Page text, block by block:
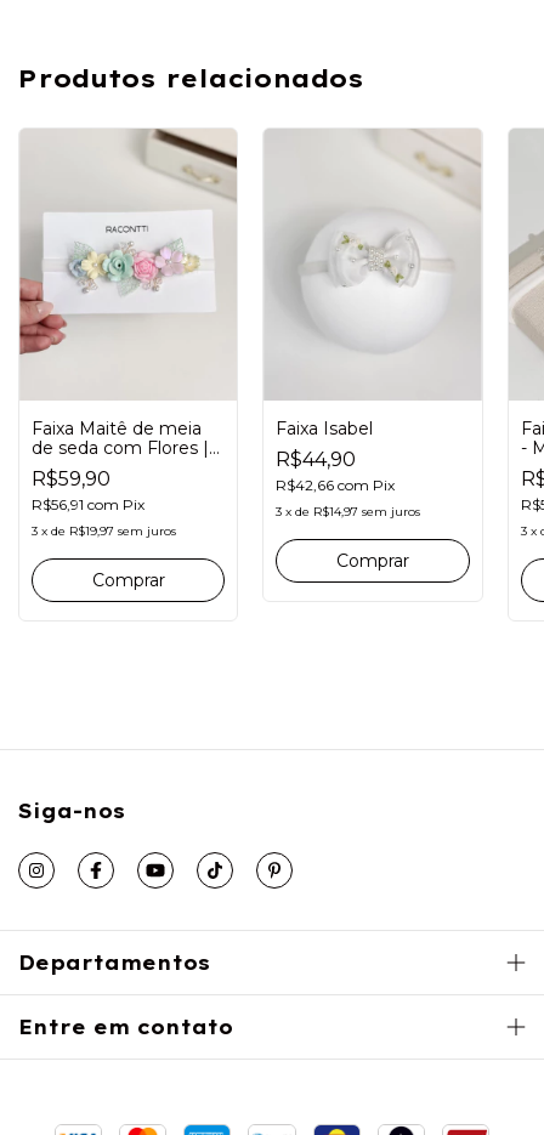
Produtos relacionados
Faixa Maitê de meia
de seda com Flores |
Candy
R$59,90
R$56,91 com Pix
3 x de R$19,97 sem juros
Comprar
Faixa Isabel
R$44,90
R$42,66com Pix
3 xde R$14,97 sem juros
Comprar
-
3 x
Siga-nos
Departamentos
Entre em contato